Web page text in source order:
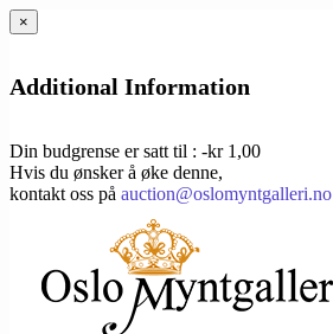
×
Additional Information
Din budgrense er satt til : -kr 1,00
Hvis du ønsker å øke denne,
kontakt oss på auction@oslomyntgalleri.no